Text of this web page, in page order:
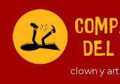
clown y